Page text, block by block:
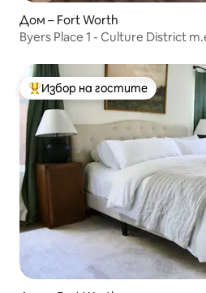
Дом – Fort Worth
Byers Place 1 - Culture District
Най-популярен избор на
Избор на гостите